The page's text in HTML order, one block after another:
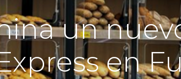
un
en